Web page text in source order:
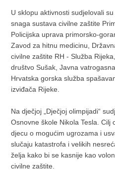
U sklopu aktivnosti sudjelovali
snaga sustava civilne zaštite
Policijska uprava primorsko-
Zavod za hitnu medicinu,
civilne zaštite RH - Služba
društvo Sušak, Javna
Hrvatska gorska služba
izviđača Rijeke.
Na dječjoj „Dječjoj olimpijadi“
Osnovne škole Nikola Tesla. Cilj
djecu o mogućim ugrozama i
slučaju katastrofa i velikih
želja kako bi se kasnije kao
civilne zaštite.